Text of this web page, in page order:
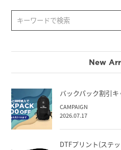
New
バックパック割引キ
CAMPAIGN
2026.07.17
DTFプリント(ステ